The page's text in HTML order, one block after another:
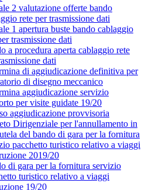
2 valutazione offerte bando
rete per trasmissione dati
1 apertura buste bando cablaggio
trasmissione dati
a procedura aperta cablaggio rete
dati
di aggiudicazione definitiva per
di disegno meccanico
aggiudicazione servizio
per visite guidate 19/20
aggiudicazione provvisoria
Dirigenziale per l'annullamento in
del bando di gara per la fornitura
pacchetto turistico relativo a viaggi
2019/20
di gara per la fornitura servizio
turistico relativo a viaggi
19/20